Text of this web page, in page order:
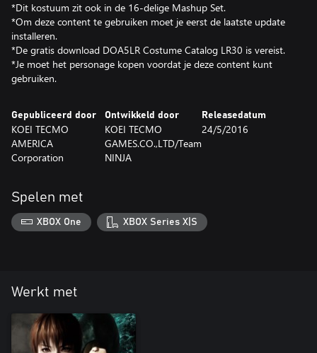
*Dit kostuum zit ook in de 16-delige Mashup Set.
*Om deze content te gebruiken moet je eerst de laatste update
installeren.
*De gratis download DOA5LR Costume Catalog LR30 is vereist.
*Je moet het personage kopen voordat je deze content kunt
gebruiken.
Gepubliceerd door
KOEI TECMO
AMERICA
Corporation
Ontwikkeld door
KOEI TECMO
GAMES.CO.,LTD/Team
NINJA
Releasedatum
24/5/2016
Spelen met
XBOX One XBOX Series X|S
Werkt met